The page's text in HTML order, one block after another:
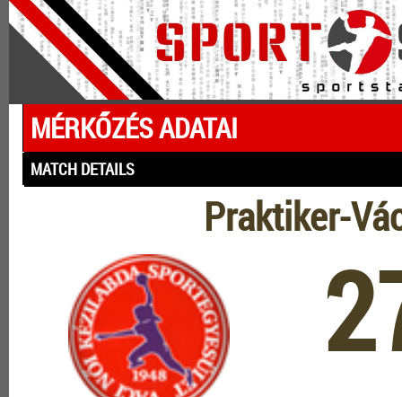
MÉRKŐZÉS ADATAI
MATCH DETAILS
Praktiker-